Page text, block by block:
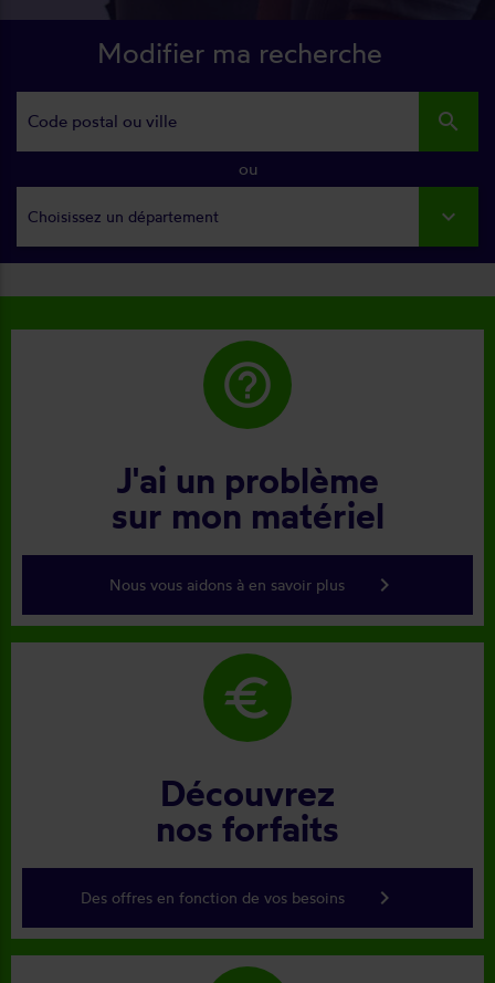
Modifier ma recherche
search
ou
Choisissez un département
help_outline
J'ai un problème
sur mon matériel
Nous vous aidons à en savoir plus keyboard_arrow_right
euro
Découvrez
nos forfaits
Des offres en fonction de vos besoins keyboard_arrow_right